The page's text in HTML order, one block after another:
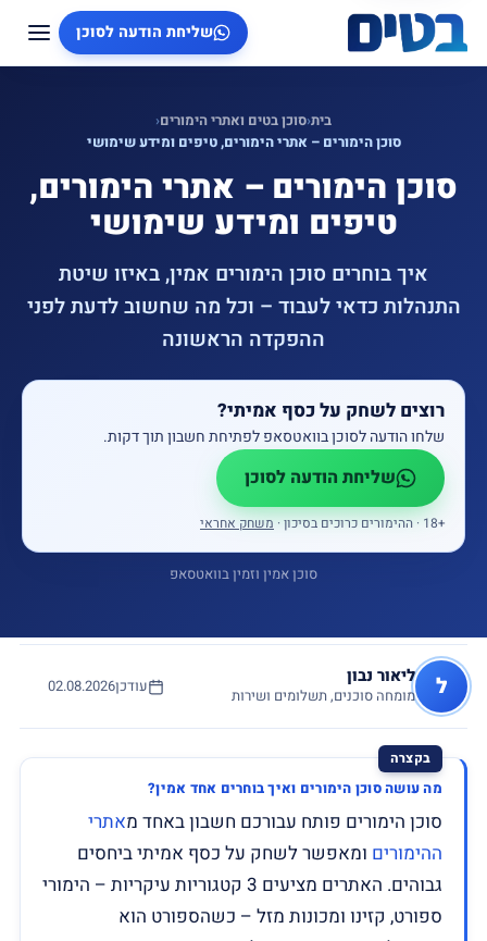
שליחת הודעה לסוכן
בית‹סוכן בטים ואתרי הימורים‹
סוכן הימורים – אתרי הימורים, טיפים ומידע שימושי
סוכן הימורים – אתרי הימורים,
טיפים ומידע שימושי
איך בוחרים סוכן הימורים אמין, באיזו שיטת
התנהלות כדאי לעבוד – וכל מה שחשוב לדעת לפני
ההפקדה הראשונה
רוצים לשחק על כסף אמיתי?
שלחו הודעה לסוכן בוואטסאפ לפתיחת חשבון תוך דקות.
שליחת הודעה לסוכן
18+ ‏ · ההימורים כרוכים בסיכון ·משחק אחראי
סוכן אמין וזמין בוואטסאפ
ל ליאור נבון
מומחה סוכנים, תשלומים ושירות עודכן02.08.2026
מה עושה סוכן הימורים ואיך בוחרים אחד אמין?
סוכן הימורים פותח עבורכם חשבון באחד מאתרי
ההימורים ומאפשר לשחק על כסף אמיתי ביחסים
גבוהים. האתרים מציעים 3 קטגוריות עיקריות – הימורי
ספורט, קזינו ומכונות מזל – כשהספורט הוא